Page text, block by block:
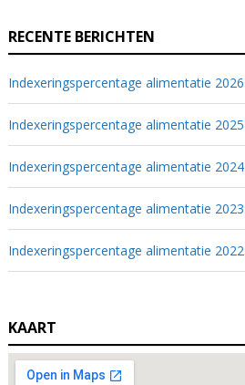
RECENTE BERICHTEN
Indexeringspercentage alimentatie 2026
Indexeringspercentage alimentatie 2025
Indexeringspercentage alimentatie 2024
Indexeringspercentage alimentatie 2023
Indexeringspercentage alimentatie 2022
KAART